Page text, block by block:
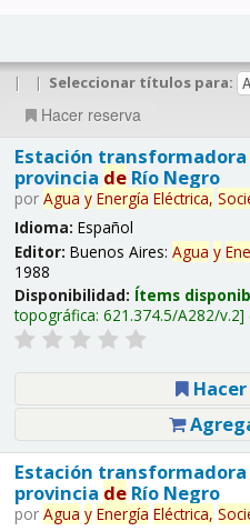
| | Seleccionar títulos para:
Hacer reserva
Estación transformadora
provincia deRío Negro
por Agua y Energía Eléctrica,
Idioma: Español
Editor: Buenos Aires: Agua y
1988
Disponibilidad: Ítems
topográfica: 621.374.5/A282/v.2
Hacer
Estación transformadora
provincia deRío Negro
por Agua y Energía Eléctrica,